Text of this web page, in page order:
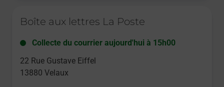
Boîte aux lettres La Poste
Collecte du courrier aujourd'hui à 15h00
22 Rue Gustave Eiffel
13880 Velaux